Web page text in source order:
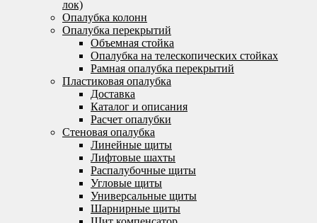
лок)
Опалубка колонн
Опалубка перекрытий
Объемная стойка
Опалубка на телескопических стойках
Рамная опалубка перекрытий
Пластиковая опалубка
Доставка
Каталог и описания
Расчет опалубки
Стеновая опалубка
Линейные щиты
Лифтовые шахты
Распалубочные щиты
Угловые щиты
Универсальные щиты
Шарнирные щиты